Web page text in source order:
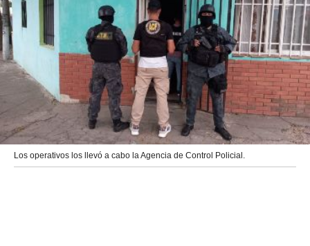
Los operativos los llevó a cabo la Agencia de Control Policial.